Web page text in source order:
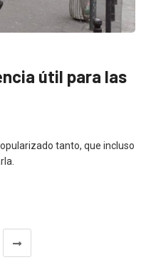
útil para las
tanto, que incluso